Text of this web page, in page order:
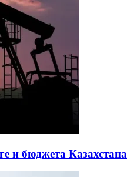
и бюджета Казахстана